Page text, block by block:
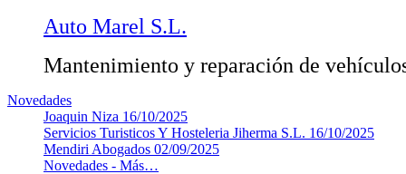
Auto Marel S.L.
Mantenimiento y reparación de
Novedades
Joaquin Niza 16/10/2025
Servicios Turisticos Y Hosteleria Jiherma S.L. 16/10/2025
Mendiri Abogados 02/09/2025
Novedades - Más…